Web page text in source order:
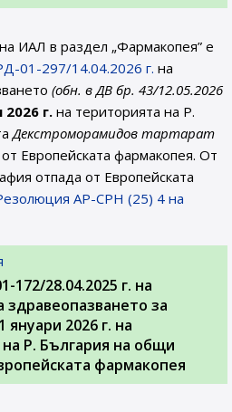
ИАЛ в раздел „Фармакопея” е
01-297/14.04.2026 г. на
(обн. в ДВ бр. 43/12.05.2026
г.на територията на Р.
Декстроморамидов тартaрат
Европейската фармакопея. От
отпада от Европейската
AP-CPH (25) 4 на
172/28.04.2025 г. на
здравеопазването за
януари 2026 г. на
Р. България на общи
фармакопея